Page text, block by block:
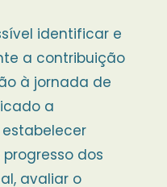
identificar e
a contribuição
à jornada de
a
dos
avaliar o